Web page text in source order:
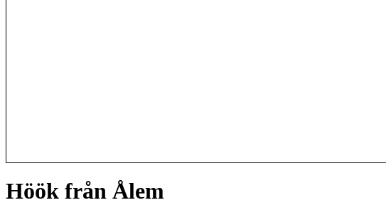
Höök från Ålem